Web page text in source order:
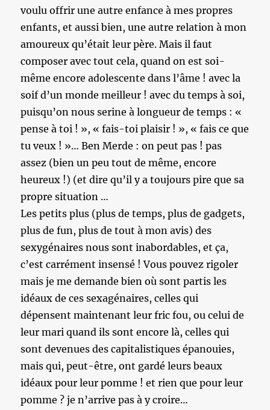
voulu offrir une autre enfance à mes propres
enfants, et aussi bien, une autre relation à mon
amoureux qu’était leur père. Mais il faut
composer avec tout cela, quand on est soi-
même encore adolescente dans l’âme ! avec la
soif d’un monde meilleur ! avec du temps à soi,
puisqu’on nous serine à longueur de temps : «
pense à toi ! », « fais-toi plaisir ! », « fais ce que
tu veux ! »… Ben Merde : on peut pas ! pas
assez (bien un peu tout de même, encore
heureux !) (et dire qu’il y a toujours pire que sa
propre situation …
Les petits plus (plus de temps, plus de gadgets,
plus de fun, plus de tout à mon avis) des
sexygénaires nous sont inabordables, et ça,
c’est carrément insensé ! Vous pouvez rigoler
mais je me demande bien où sont partis les
idéaux de ces sexagénaires, celles qui
dépensent maintenant leur fric fou, ou celui de
leur mari quand ils sont encore là, celles qui
sont devenues des capitalistiques épanouies,
mais qui, peut-être, ont gardé leurs beaux
idéaux pour leur pomme ! et rien que pour leur
pomme ? je n’arrive pas à y croire…